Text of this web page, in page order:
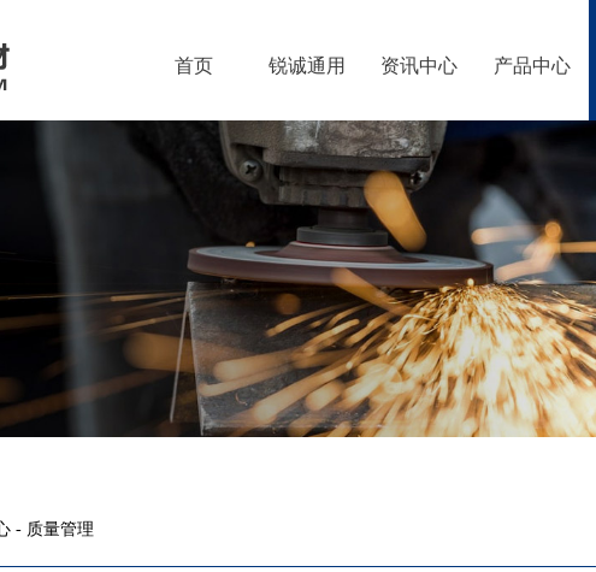
首页 锐诚通用 资讯中心 产品中心
- 质量管理